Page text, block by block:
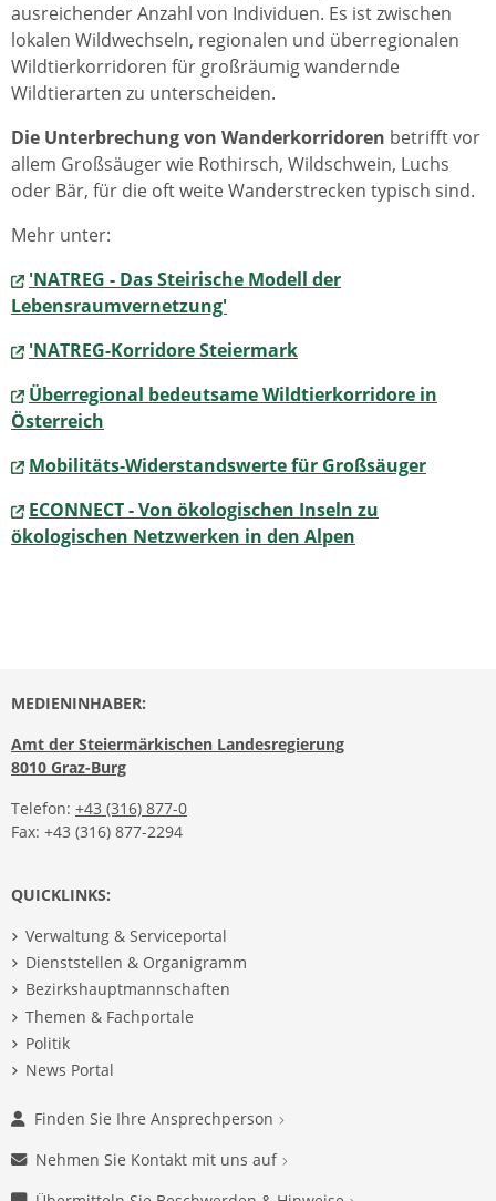
ausreichender Anzahl von Individuen. Es ist zwischen
lokalen Wildwechseln, regionalen und überregionalen
Wildtierkorridoren für großräumig wandernde
Wildtierarten zu unterscheiden.
Die Unterbrechung von Wanderkorridoren betrifft vor
allem Großsäuger wie Rothirsch, Wildschwein, Luchs
oder Bär, für die oft weite Wanderstrecken typisch sind.
Mehr unter:
'NATREG - Das Steirische Modell der
Lebensraumvernetzung'
'NATREG-Korridore Steiermark
Überregional bedeutsame Wildtierkorridore in
Österreich
Mobilitäts-Widerstandswerte für Großsäuger
ECONNECT - Von ökologischen Inseln zu
ökologischen Netzwerken in den Alpen
MEDIENINHABER:
Amt der Steiermärkischen Landesregierung
8010 Graz-Burg
Telefon: +43 (316) 877-0
Fax: +43 (316) 877-2294
QUICKLINKS:
Verwaltung & Serviceportal
Dienststellen & Organigramm
Bezirkshauptmannschaften
Themen & Fachportale
Politik
News Portal
Finden Sie Ihre Ansprechperson
Nehmen Sie Kontakt mit uns auf